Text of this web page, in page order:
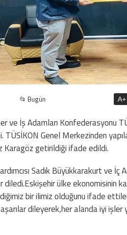
📂 Bugün A+
ve İş Adamları Konfederasyonu
Genel Merkezinden
Karagöz getirildiği ifade edildi.
Sadık Büyükkarakurt ve
ülke ekonomisinin
bir ilimiz olduğunu ifade
dileyerek,her alanda iyi işler